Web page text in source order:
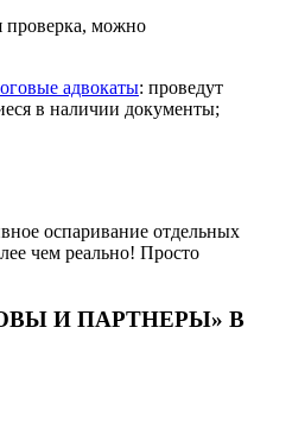
проверка, можно
адвокаты: проведут
в наличии документы;
оспаривание отдельных
чем реально! Просто
И ПАРТНЕРЫ» В